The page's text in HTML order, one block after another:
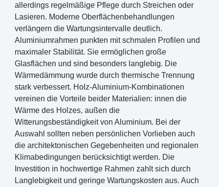
allerdings regelmäßige Pflege durch Streichen oder
Lasieren. Moderne Oberflächenbehandlungen
verlängern die Wartungsintervalle deutlich.
Aluminiumrahmen punkten mit schmalen Profilen und
maximaler Stabilität. Sie ermöglichen große
Glasflächen und sind besonders langlebig. Die
Wärmedämmung wurde durch thermische Trennung
stark verbessert. Holz-Aluminium-Kombinationen
vereinen die Vorteile beider Materialien: innen die
Wärme des Holzes, außen die
Witterungsbeständigkeit von Aluminium. Bei der
Auswahl sollten neben persönlichen Vorlieben auch
die architektonischen Gegebenheiten und regionalen
Klimabedingungen berücksichtigt werden. Die
Investition in hochwertige Rahmen zahlt sich durch
Langlebigkeit und geringe Wartungskosten aus. Auch